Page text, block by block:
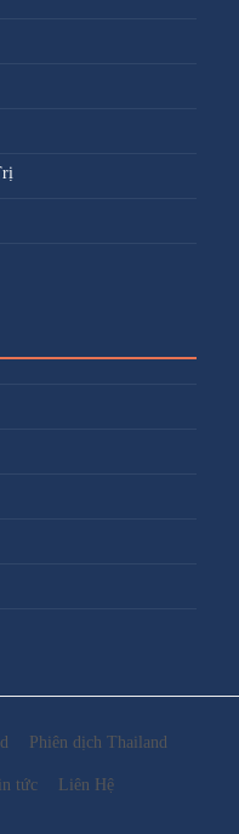
Phiên dịch Thailand
tức Liên Hệ